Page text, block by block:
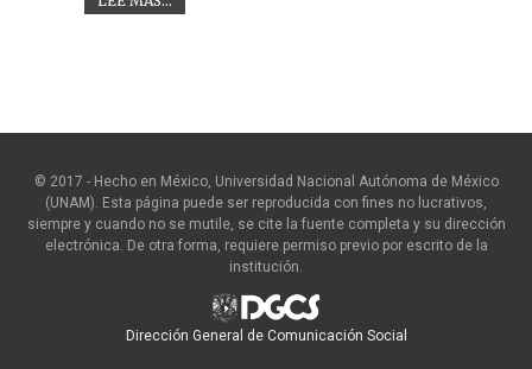
© 2017 - Hecho en México, Universidad Nacional Autónoma de México
(UNAM). Esta página puede ser reproducida con fines no lucrativos,
siempre y cuando no se mutile, se cite la fuente completa y su dirección
electrónica. De otra forma, requiere permiso previo por escrito de la
institución.
Dirección General de Comunicación Social